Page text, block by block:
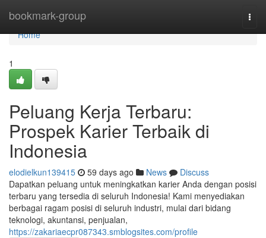
bookmark-group
Home
Home
1
Peluang Kerja Terbaru:
Prospek Karier Terbaik di
Indonesia
elodielkun139415 59 days ago News
Discuss
Dapatkan peluang untuk meningkatkan karier Anda dengan posisi
terbaru yang tersedia di seluruh Indonesia! Kami menyediakan
berbagai ragam posisi di seluruh industri, mulai dari bidang
teknologi, akuntansi, penjualan,
https://zakariaecpr087343.smblogsites.com/profile